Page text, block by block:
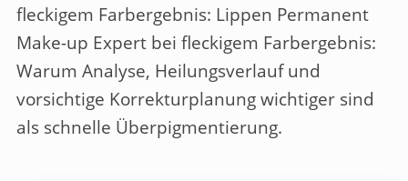
fleckigem Farbergebnis: Lippen Permanent
Make-up Expert bei fleckigem Farbergebnis:
Warum Analyse, Heilungsverlauf und
vorsichtige Korrekturplanung wichtiger sind
als schnelle Überpigmentierung.